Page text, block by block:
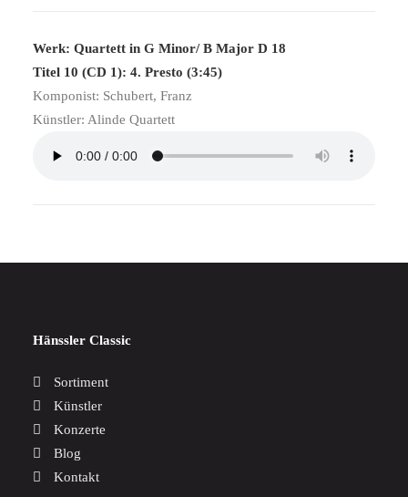
Werk: Quartett in G Minor/ B Major D 18
Titel 10 (CD 1): 4. Presto (3:45)
Komponist: Schubert, Franz
Künstler: Alinde Quartett
Hänssler Classic
Sortiment
Künstler
Konzerte
Blog
Kontakt